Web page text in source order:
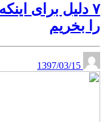
۷ دلیل برای
را بخریم
1397/03/15